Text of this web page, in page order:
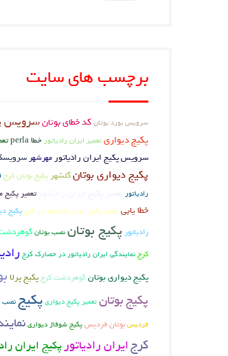
برچسب های سایت
سرویس بورد بوتانکد خطای بوتانسرویس
پکیج دیواریتعمیر ایران رادیاتور خطا perla
سرویس پکیج ایران رادیاتور مهرشهر
پکیج دیواری بوتانگلشهر پکیج بوتان کرج
رادیاتور
تعمیر پکیج
خطا یابیتعمیر پکیج ایران رادیاتور در کرجپکیج
رادیاتور پکیج بوتاننصب بوتان
کرجنمایندگی ایران رادیاتور در حصارک کرج
پکیج دیواری بوتانگوهردشت کرجپکیج پرلا
پکیج بوتانتعمیر پکیج دیواریپکیجنصب
فردیسبوتان فردیسپکیج شوفاژ دیواری
کرجایران رادیاتور پکیج ایران